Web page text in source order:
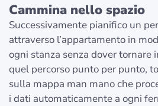
Cammina nello spazio
Successivamente pianifico un
attraverso l’appartamento in
ogni stanza senza dover tornare
quel percorso punto per punto,
sulla mappa man mano che
i dati automaticamente a ogni